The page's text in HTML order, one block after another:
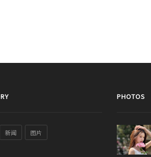
新闻 图片
PHOTOS